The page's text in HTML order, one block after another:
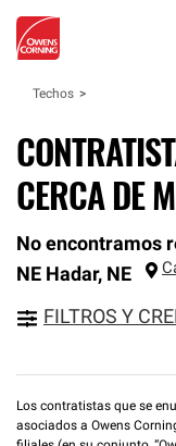
Techos
CERCA DE
No encontramos
NE Hadar, NE
FILTROS Y
Los contratistas que se
asociados a Owens